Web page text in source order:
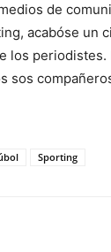
de
acabóse un
los periodistes.
sos
Sporting